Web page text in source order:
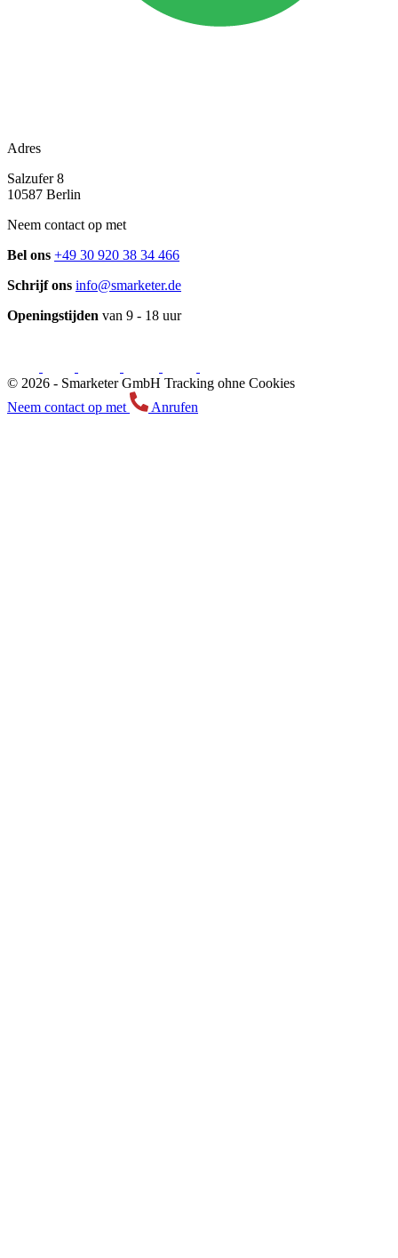
Adres
Salzufer 8
10587 Berlin
Neem contact op met
Bel ons +49 30 920 38 34 466
Schrijf ons info@smarketer.de
Openingstijden van 9 - 18 uur
© 2026 - Smarketer GmbH Tracking ohne Cookies
Neem contact op met
Anrufen